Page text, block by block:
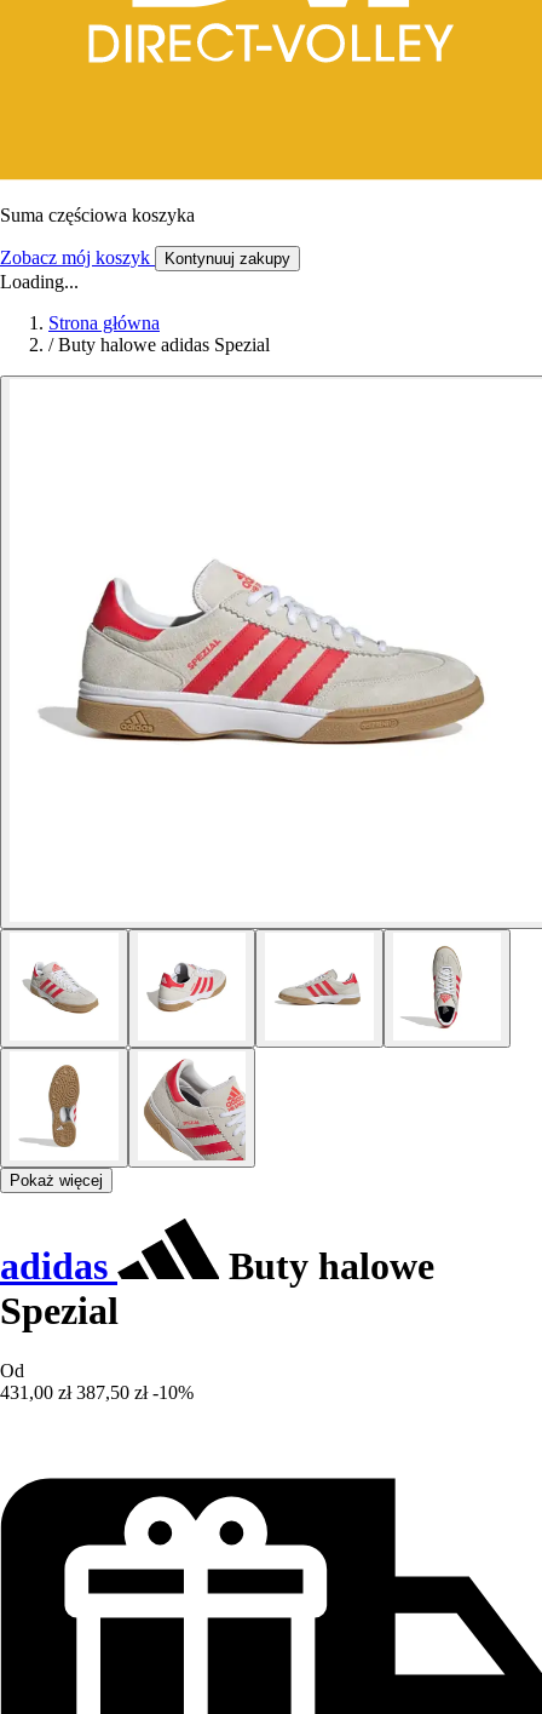
Suma częściowa koszyka
Zobacz mój koszyk Kontynuuj zakupy
Loading...
Strona główna
/ Buty halowe adidas Spezial
Pokaż więcej
adidas
Buty halowe
Spezial
Od
431,00 zł 387,50 zł -10%